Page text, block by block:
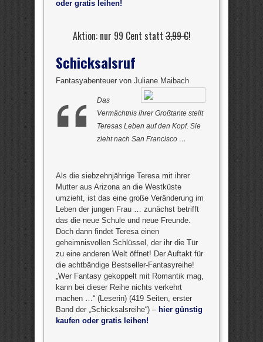
oder gratis leihen!
Aktion: nur 99 Cent statt3,99 €!
Schicksalsruf
Fantasyabenteuer von Juliane Maibach
Das
Vermächtnis ihrer Großtante stellt
Teresas Leben auf den Kopf. Sie
zieht nach San Francisco …
Als die siebzehnjährige Teresa mit ihrer
Mutter aus Arizona an die Westküste
umzieht, ist das eine große Veränderung im
Leben der jungen Frau … zunächst betrifft
das die neue Schule und neue Freunde.
Doch dann findet Teresa einen
geheimnisvollen Schlüssel, der ihr die Tür
zu eine anderen Welt öffnet! Der Auftakt für
die achtbändige Bestseller-Fantasyreihe!
„Wer Fantasy gekoppelt mit Romantik mag,
kann bei dieser Reihe nichts verkehrt
machen …“ (Leserin) (419 Seiten, erster
Band der „Schicksalsreihe“) – hier günstig
kaufen oder gratis leihen!